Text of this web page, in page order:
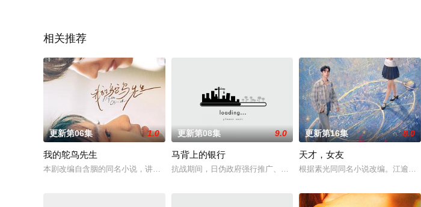
相关推荐
更新第06集 1.0
我的鸵鸟先生
本剧改编自含胭的同名小说，讲述了邻家女孩庞倩（苏晓彤 饰）与童年时因一场意外落下身体残缺的少年顾
更新第08集 9.0
马背上的银行
抗战期间，日伪政府强行推广、使用由“中国准备银行”发行的伪钞货币
更新第16集 8.0
天才，女友
根据素光同同名小说改编。江逾白